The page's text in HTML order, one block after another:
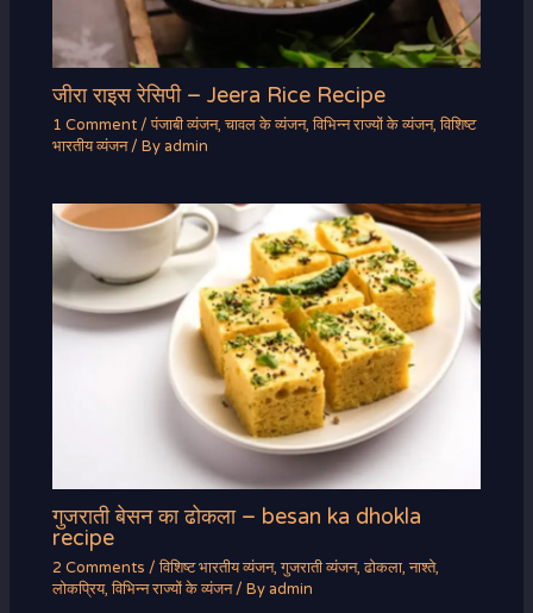
जीरा राइस रेसिपी – Jeera Rice Recipe
1 Comment /पंजाबी व्यंजन,चावल के व्यंजन,विभिन्न राज्यों के व्यंजन,विशिष्ट
भारतीय व्यंजन/ By admin
गुजराती बेसन का ढोकला – besan ka dhokla
recipe
2 Comments /विशिष्ट भारतीय व्यंजन,गुजराती व्यंजन,ढोकला,नाश्ते,
लोकप्रिय,विभिन्न राज्यों के व्यंजन/ By admin